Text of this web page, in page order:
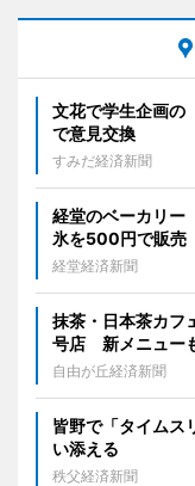
文花で学生企画
で意見交換
すみだ経済新聞
経堂のベーカリー
氷を500円で販売
経堂経済新聞
抹茶・日本茶カフ
号店 新メニュー
自由が丘経済新聞
皆野で「タイム
い添える
秩父経済新聞